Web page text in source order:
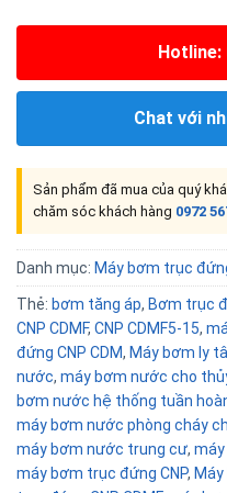
Hotline:
Chat với
Sản phẩm đã mua của quý
chăm sóc khách hàng 0972
Danh mục: Máy bơm trục
Thẻ: bơm tăng áp, Bơm trục
CNP CDMF, CNP CDMF5-15,
đứng CNP CDM, Máy bơm ly
nước, máy bơm nước cho
bơm nước hệ thống tuần
máy bơm nước phòng cháy
máy bơm nước trung cư,
máy bơm trục đứng CNP,